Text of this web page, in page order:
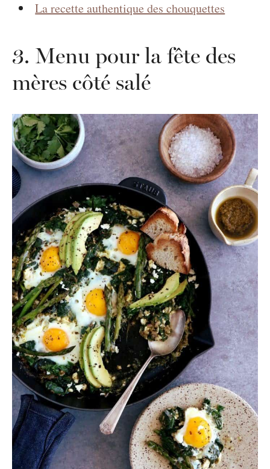
La recette authentique des chouquettes
3. Menu pour la fête des
mères côté salé